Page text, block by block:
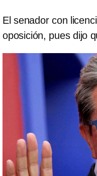
El senador con
oposición, pues dijo